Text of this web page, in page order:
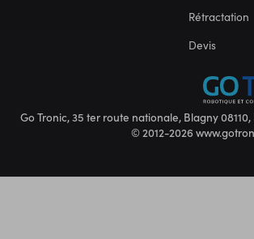
Rétractation
Devis
Go Tronic, 35 ter route nationale, Blagny
© 2012-2026